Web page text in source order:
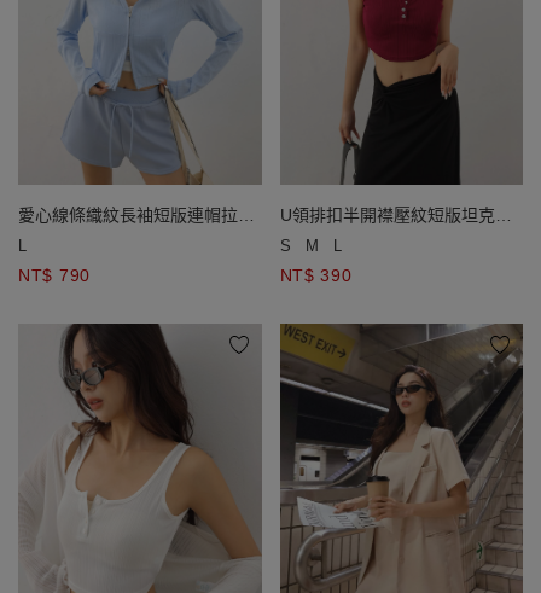
愛心線條織紋長袖短版連帽拉鍊
外套
L
NT$ 790
U領排扣半開襟壓紋短版坦克背
心
S M L
NT$ 390